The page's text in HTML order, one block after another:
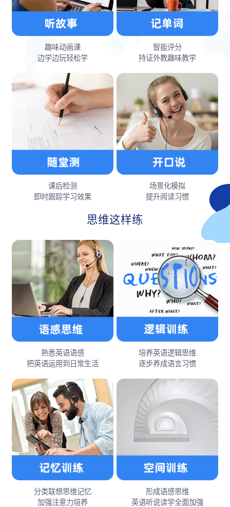
趣味动画课
边学边玩轻松学
智能评分
持证外教趣味教学
课后检测
即时跟踪学习效果
场景化模拟
提升阅读习惯
思维这样练
熟悉英语语感
把英语运用到日常生活
培养英语逻辑思维
逐步养成语言习惯
分类联想思维记忆
加强注意力培养
形成语感思维
英语听说读学全面加强